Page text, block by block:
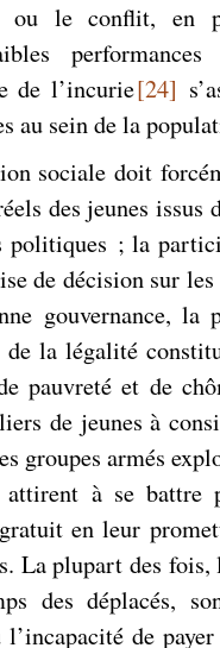
ou le conflit, en
de l’incurie[24]
au sein de la
sociale doit
des jeunes issus
politiques ; la
de décision sur
gouvernance, la
la légalité
pauvreté et de
de jeunes à
groupes armés
à se battre
en leur
La plupart des
des déplacés,
l’incapacité de